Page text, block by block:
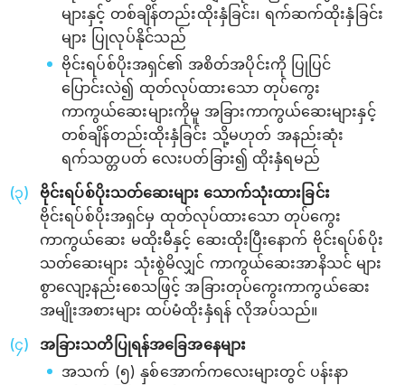
များနှင့် တစ်ချိန်တည်းထိုးနှံခြင်း၊ ရက်ဆက်ထိုးနှံခြင်း
များ ပြုလုပ်နိုင်သည်
ဗိုင်းရပ်စ်ပိုးအရှင်၏ အစိတ်အပိုင်းကို ပြုပြင်
ပြောင်းလဲ၍ ထုတ်လုပ်ထားသော တုပ်ကွေး
ကာကွယ်ဆေးများကိုမူ အခြားကာကွယ်ဆေးများနှင့်
တစ်ချိန်တည်းထိုးနှံခြင်း သို့မဟုတ် အနည်းဆုံး
ရက်သတ္တပတ် လေးပတ်ခြား၍ ထိုးနှံရမည်
ဗိုင်းရပ်စ်ပိုးသတ်ဆေးများ သောက်သုံးထားခြင်း
ဗိုင်းရပ်စ်ပိုးအရှင်မှ ထုတ်လုပ်ထားသော တုပ်ကွေး
ကာကွယ်ဆေး မထိုးမီနှင့် ဆေးထိုးပြီးနောက် ဗိုင်းရပ်စ်ပိုး
သတ်‌ဆေးများ သုံးစွဲမိလျှင် ကာကွယ်ဆေးအာနိသင် များ
စွာလျော့နည်းစေသဖြင့် အခြားတုပ်ကွေးကာကွယ်ဆေး
အမျိုးအစားများ ထပ်မံထိုးနှံရန် လိုအပ်သည်။
အခြားသတိပြုရန်အခြေအနေများ
အသက် (၅) နှစ်အောက်ကလေးများတွင် ပန်းနာ